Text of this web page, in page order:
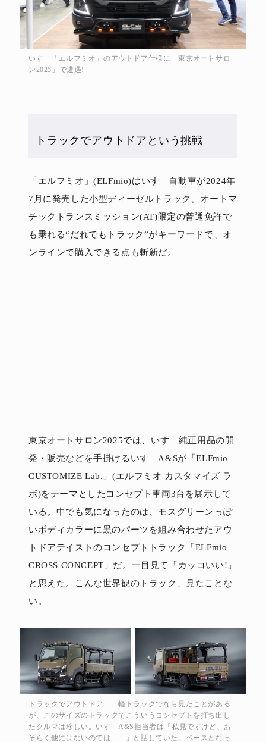
いすゞ「エルフミオ」のアウトドア仕様に「東京オートサロ
ン2025」で遭遇!
トラックでアウトドアという挑戦
「エルフミオ」(ELFmio)はいすゞ自動車が2024年
7月に発売した小型ディーゼルトラック。オートマ
チックトランスミッション(AT)限定の普通免許で
も乗れる“だれでもトラック”がキーワードで、オ
ンラインで購入できる点も斬新だ。
東京オートサロン2025では、いすゞ純正用品の開
発・販売などを手掛けるいすゞA&Sが「ELFmio
CUSTOMIZE Lab.」(エルフミオ カスタマイズ ラ
ボ)をテーマとしたコンセプト車両3台を展示して
いる。中でも気になったのは、モスグリーンっぽ
いボディカラーに黒のパーツを組み合わせたアウ
トドアテイストのコンセプトトラック「ELFmio
CROSS CONCEPT」だ。一目見て「カッコいい!」
と思えた。こんな世界観のトラック、見たことな
い。
トラックでアウトドア……軽トラックでなら見たことがある
が、このサイズのトラックでこういうコンセプトを打ち出し
たクルマは珍しい。いすゞA&S担当者は「私見ですけど、お
そらく他にはないのでは……」と話していた。ベースとなっ